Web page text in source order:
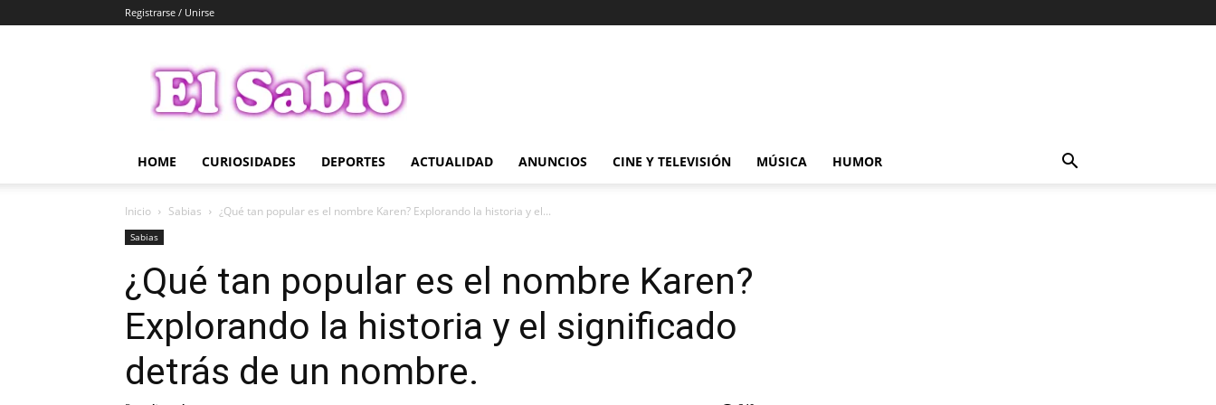
Registrarse / Unirse
Sabio
HOME CURIOSIDADES DEPORTES ACTUALIDAD ANUNCIOS CINE Y TELEVISIÓN MÚSICA HUMOR
Inicio Sabias ¿Qué tan popular es el nombre Karen? Explorando la historia y el...
Sabias
¿Qué tan popular es el nombre Karen?
Explorando la historia y el significado
detrás de un nombre.